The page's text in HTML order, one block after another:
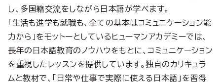
し、多国籍交流をしながら日本語が学べます。
「生活も進学も就職も、全ての基本はコミュニケーション能
力から」をモットーとしているヒューマンアカデミーでは、
長年の日本語教育のノウハウをもとに、コミュニケーション
を重視したレッスンを提供しています。独自のカリキュラ
ムと教材で、「日常や仕事で実際に使える日本語」を習得